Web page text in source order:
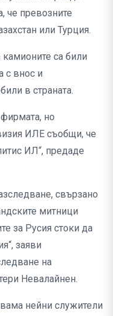
че превозните
или Турция.
камионите са били
с внос и
в страната.
но
ИЛЕ съобщи, че
ИЛ“, предаде
свързано
митници
за Русия стоки да
заяви
на
Невалайнен.
нейни служители